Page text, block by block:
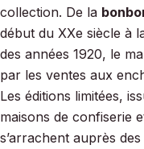
collection. De la
début du XXe siècle à
des années 1920, le
par les ventes aux
Les éditions limitées,
maisons de confiserie
s’arrachent auprès